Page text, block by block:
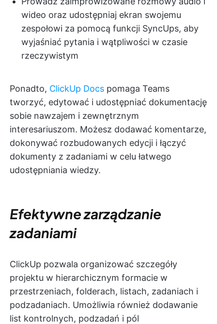
wideo oraz udostępniaj ekran swojemu
zespołowi za pomocą funkcji SyncUps, aby
wyjaśniać pytania i wątpliwości w czasie
rzeczywistym
Ponadto, ClickUp Docs pomaga Teams
tworzyć, edytować i udostępniać dokumentację
sobie nawzajem i zewnętrznym
interesariuszom. Możesz dodawać komentarze,
dokonywać rozbudowanych edycji i łączyć
dokumenty z zadaniami w celu łatwego
udostępniania wiedzy.
Efektywne zarządzanie
zadaniami
ClickUp pozwala organizować szczegóły
projektu w hierarchicznym formacie w
przestrzeniach, folderach, listach, zadaniach i
podzadaniach. Umożliwia również dodawanie
list kontrolnych, podzadań i pól